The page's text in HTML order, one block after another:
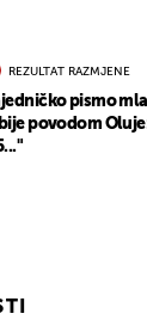
REZULTAT RAZMJENE
pismo
povodom